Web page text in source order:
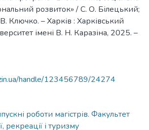
розвиток» / С. О. Білецький;
Ключко. – Харків : Харківський
імені В. Н. Каразіна, 2025. –
handle/123456789/24274
роботи магістрів. Факультет
рекреації і туризму